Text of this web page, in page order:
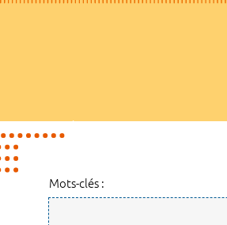
Mots-clés :